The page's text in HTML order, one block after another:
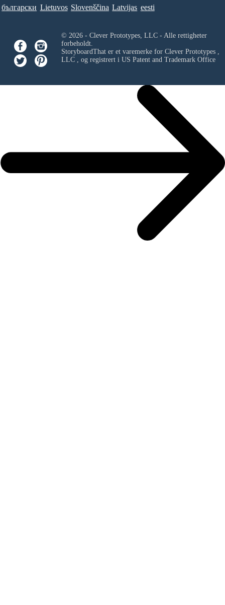
български Lietuvos Slovenščina Latvijas eesti
© 2026 - Clever Prototypes, LLC - Alle rettigheter
forbeholdt.
StoryboardThat er et varemerke for Clever Prototypes ,
LLC, og registrert i US Patent and Trademark Office